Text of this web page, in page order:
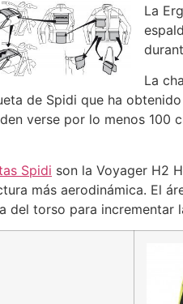
La
La
de Spidi que ha
verse por lo menos 100
Spidi son la Voyager H2
más aerodinámica. El
del torso para incrementar